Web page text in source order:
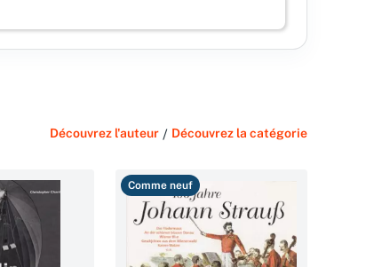
Découvrez l'auteur / Découvrez la catégorie
Comme neuf